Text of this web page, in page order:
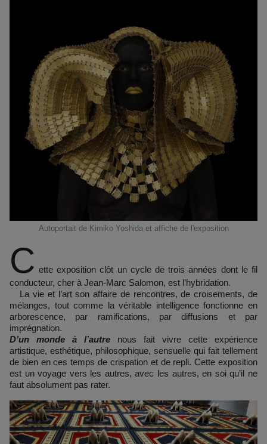
Autoportait de Kimiko Yoshida et affiche de l'exposition
C ette exposition clôt un cycle de trois années dont le fil
conducteur, cher à Jean-Marc Salomon, est l’hybridation.
La vie et l’art son affaire de rencontres, de croisements, de
mélanges, tout comme la véritable intelligence fonctionne en
arborescence, par ramifications, par diffusions et par
imprégnation.
D’un monde à l’autre nous fait vivre cette expérience
artistique, esthétique, philosophique, sensuelle qui fait tellement
de bien en ces temps de crispation et de repli. Cette exposition
est un voyage vers les autres, avec les autres, en soi qu’il ne
faut absolument pas rater.